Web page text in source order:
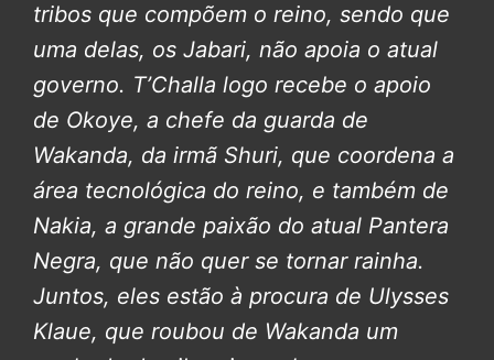
tribos que compõem o reino, sendo que
uma delas, os Jabari, não apoia o atual
governo. T’Challa logo recebe o apoio
de Okoye, a chefe da guarda de
Wakanda, da irmã Shuri, que coordena a
área tecnológica do reino, e também de
Nakia, a grande paixão do atual Pantera
Negra, que não quer se tornar rainha.
Juntos, eles estão à procura de Ulysses
Klaue, que roubou de Wakanda um